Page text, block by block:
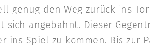
genug den Weg zurück ins
sich angebahnt. Dieser
ins Spiel zu kommen. Bis zur